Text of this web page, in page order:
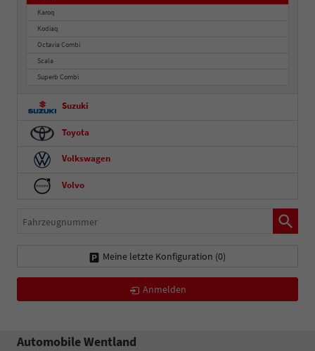
Karoq
Kodiaq
Octavia Combi
Scala
Superb Combi
Suzuki
Toyota
Volkswagen
Volvo
Fahrzeugnummer
Meine letzte Konfiguration (0)
Anmelden
Automobile Wentland